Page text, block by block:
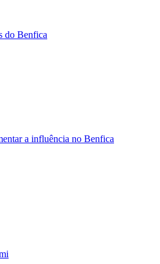
do Benfica
a influência no Benfica